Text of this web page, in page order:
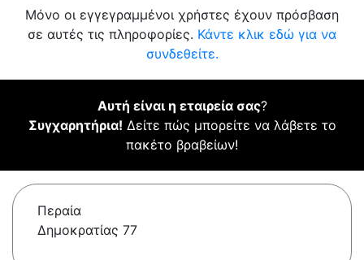
Μόνο οι εγγεγραμμένοι χρήστες έχουν πρόσβαση
σε αυτές τις πληροφορίες. Κάντε κλικ εδώ για να
συνδεθείτε.
Αυτή είναι η εταιρεία σας?
Συγχαρητήρια! Δείτε πώς μπορείτε να λάβετε το
πακέτο βραβείων!
Περαία
Δημοκρατίας 77